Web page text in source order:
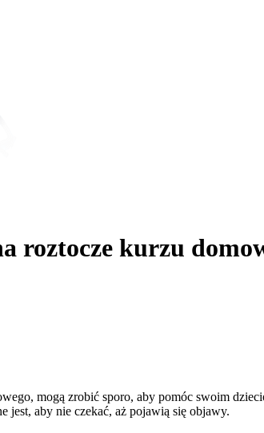
roztocze kurzu
mogą zrobić sporo, aby pomóc swoim
jest, aby nie czekać, aż pojawią się objawy.